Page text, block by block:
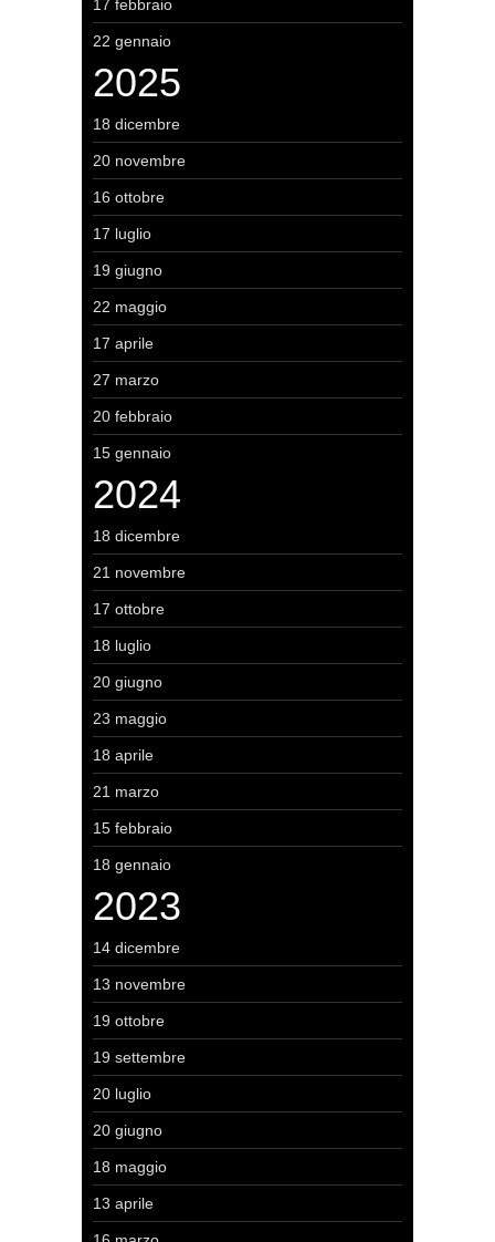
17 febbraio
22 gennaio
2025
18 dicembre
20 novembre
16 ottobre
17 luglio
19 giugno
22 maggio
17 aprile
27 marzo
20 febbraio
15 gennaio
2024
18 dicembre
21 novembre
17 ottobre
18 luglio
20 giugno
23 maggio
18 aprile
21 marzo
15 febbraio
18 gennaio
2023
14 dicembre
13 novembre
19 ottobre
19 settembre
20 luglio
20 giugno
18 maggio
13 aprile